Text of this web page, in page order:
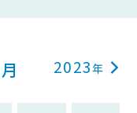
月 2023